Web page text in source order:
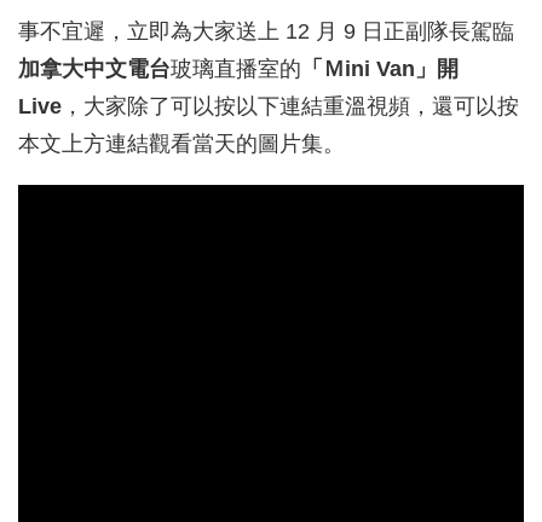
事不宜遲，立即為大家送上 12 月 9 日正副隊長駕臨
加拿大中文電台玻璃直播室的 「Ｍini Van」開
Live ，大家除了可以按以下連結重溫視頻，還可以按
本文上方連結觀看當天的圖片集。